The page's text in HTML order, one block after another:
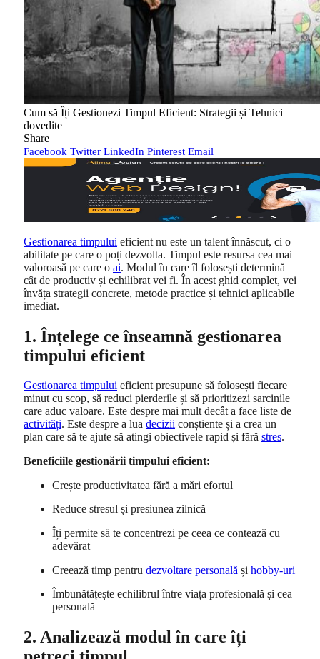
Cum să Îți Gestionezi Timpul Eficient: Strategii și Tehnici
dovedite
Share
Facebook Twitter LinkedIn Pinterest Email
Gestionarea timpului eficient nu este un talent înnăscut, ci o
abilitate pe care o poți dezvolta. Timpul este resursa cea mai
valoroasă pe care o ai. Modul în care îl folosești determină
cât de productiv și echilibrat vei fi. În acest ghid complet, vei
învăța strategii concrete, metode practice și tehnici aplicabile
imediat.
1. Înțelege ce înseamnă gestionarea
timpului eficient
Gestionarea timpului eficient presupune să folosești fiecare
minut cu scop, să reduci pierderile și să prioritizezi sarcinile
care aduc valoare. Este despre mai mult decât a face liste de
activități. Este despre a lua decizii conștiente și a crea un
plan care să te ajute să atingi obiectivele rapid și fără stres.
Beneficiile gestionării timpului eficient:
Crește productivitatea fără a mări efortul
Reduce stresul și presiunea zilnică
Îți permite să te concentrezi pe ceea ce contează cu
adevărat
Creează timp pentru dezvoltare personală și hobby-uri
Îmbunătățește echilibrul între viața profesională și cea
personală
2. Analizează modul în care îți